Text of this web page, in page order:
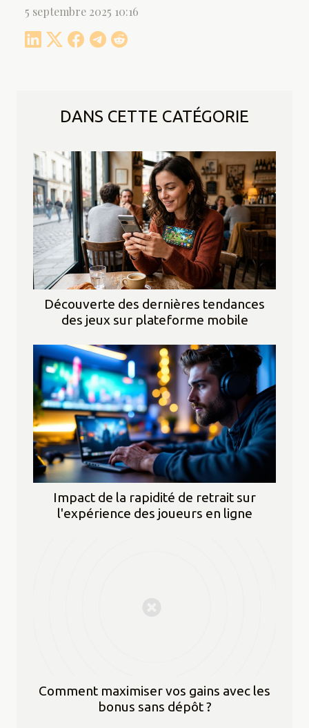
DANS CETTE CATÉGORIE
Découverte des dernières tendances
des jeux sur plateforme mobile
Impact de la rapidité de retrait sur
l'expérience des joueurs en ligne
Comment maximiser vos gains avec les
bonus sans dépôt ?
5 septembre 2025 10:16